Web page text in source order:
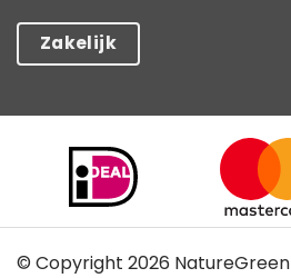
Zakelijk
© Copyright 2026 NatureGreen